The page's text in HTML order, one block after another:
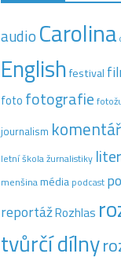
audio Carolina
Englishfestival
foto fotografie
journalism komentář
letní škola žurnalistiky
menšinamédia podcast
reportážRozhlas
tvůrčí dílny